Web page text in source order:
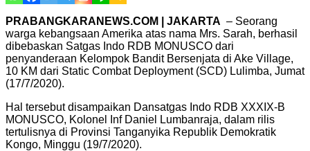
PRABANGKARANEWS.COM | JAKARTA – Seorang
warga kebangsaan Amerika atas nama Mrs. Sarah, berhasil
dibebaskan Satgas Indo RDB MONUSCO dari
penyanderaan Kelompok Bandit Bersenjata di Ake Village,
10 KM dari Static Combat Deployment (SCD) Lulimba, Jumat
(17/7/2020).
Hal tersebut disampaikan Dansatgas Indo RDB XXXIX-B
MONUSCO, Kolonel Inf Daniel Lumbanraja, dalam rilis
tertulisnya di Provinsi Tanganyika Republik Demokratik
Kongo, Minggu (19/7/2020).